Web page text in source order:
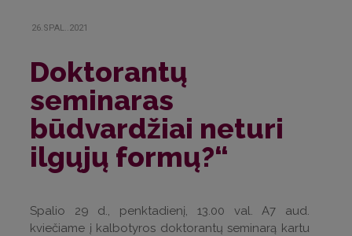
26.SPAL..2021
Doktorantų
seminaras
būdvardžiai neturi
ilgųjų formų?“
Spalio 29 d., penktadienį, 13.00 val. A7 aud.
kviečiame į kalbotyros doktorantų seminarą kartu